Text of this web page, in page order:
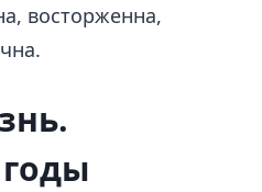
восторженна,